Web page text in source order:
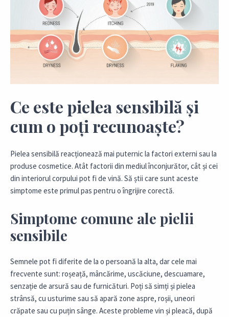
Ce este pielea sensibilă și
cum o poți recunoaște?
Pielea sensibilă reacționează mai puternic la factori externi sau la
produse cosmetice. Atât factorii din mediul înconjurător, cât și cei
din interiorul corpului pot fi de vină. Să știi care sunt aceste
simptome este primul pas pentru o îngrijire corectă.
Simptome comune ale pielii
sensibile
Semnele pot fi diferite de la o persoană la alta, dar cele mai
frecvente sunt: roșeață, mâncărime, uscăciune, descuamare,
senzație de arsură sau de furnicături. Poți să simți și pielea
strânsă, cu usturime sau să apară zone aspre, roșii, uneori
crăpate sau cu puțin sânge. Aceste probleme vin și pleacă, după